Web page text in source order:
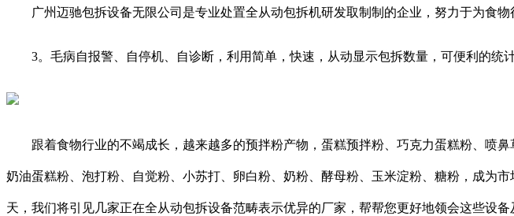
广州迈驰包拆设备无限公司是专业处置全从动包拆机研发取制制的企业，努力于为食物
3。毛病自报警、自停机、自诊断，利用简单，快速，从动显示包拆数量，可便利的统计
跟着食物行业的不竭成长，越来越多的预拌粉产物，蛋糕预拌粉、巧克力蛋糕粉、喷鼻
奶油蛋糕粉、泡打粉、自觉粉、小苏打、卵白粉、奶粉、酵母粉、玉米淀粉、糖粉，成为
天，我们将引见几家正在全从动包拆设备范畴表示优异的厂家，帮帮您更好地领会这些设备